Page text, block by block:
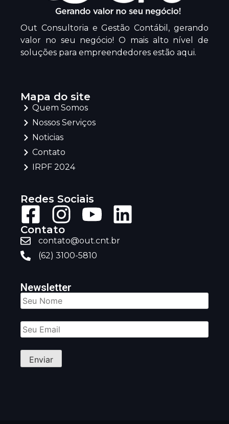
Out Consultoria e Gestão Contábil, gerando
valor no seu negócio! O mais alto nível de
soluções para empreendedores estão aqui.
Mapa do site
Quem Somos
Nossos Serviços
Noticias
Contato
IRPF 2024
Redes Sociais
Contato
contato@out.cnt.br
(62) 3100-5810
Newsletter